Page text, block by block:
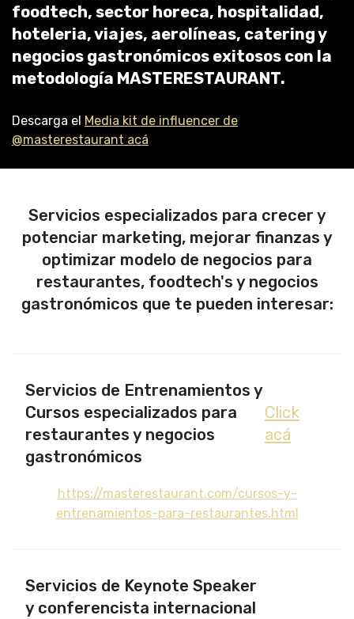
foodtech, sector horeca, hospitalidad,
hoteleria, viajes, aerolíneas, catering y
negocios gastronómicos exitosos con la
metodología MASTERESTAURANT.
Descarga el Media kit de influencer de
@masterestaurant acá
Servicios especializados para crecer y
potenciar marketing, mejorar finanzas y
optimizar modelo de negocios para
restaurantes, foodtech's y negocios
gastronómicos que te pueden interesar:
Servicios de Entrenamientos y
Cursos especializados para
restaurantes y negocios
gastronómicos
Click
acá
https://masterestaurant.com/cursos-y-
entrenamientos-para-restaurantes.html
Servicios de Keynote Speaker
y conferencista internacional